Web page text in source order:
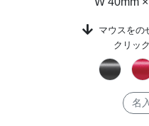
マウスをの
クリッ
名